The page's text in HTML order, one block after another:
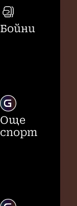
Бойни
Още
спорт